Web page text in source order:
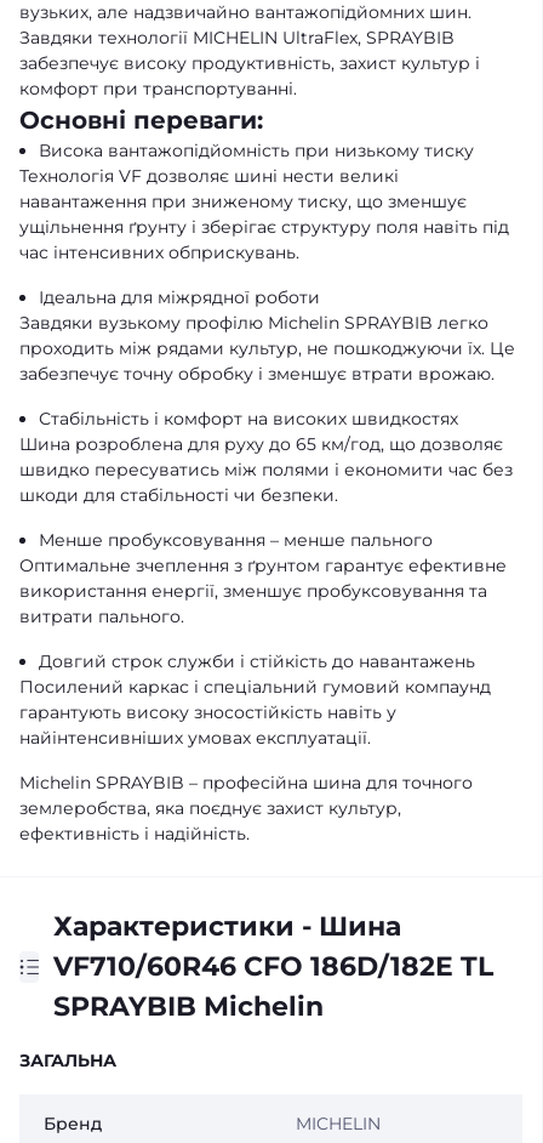
вузьких, але надзвичайно вантажопідйомних шин.
Завдяки технології MICHELIN UltraFlex, SPRAYBIB
забезпечує високу продуктивність, захист культур і
комфорт при транспортуванні.
Основні переваги:
Висока вантажопідйомність при низькому тиску
Технологія VF дозволяє шині нести великі
навантаження при зниженому тиску, що зменшує
ущільнення ґрунту і зберігає структуру поля навіть під
час інтенсивних обприскувань.
Ідеальна для міжрядної роботи
Завдяки вузькому профілю Michelin SPRAYBIB легко
проходить між рядами культур, не пошкоджуючи їх. Це
забезпечує точну обробку і зменшує втрати врожаю.
Стабільність і комфорт на високих швидкостях
Шина розроблена для руху до 65 км/год, що дозволяє
швидко пересуватись між полями і економити час без
шкоди для стабільності чи безпеки.
Менше пробуксовування – менше пального
Оптимальне зчеплення з ґрунтом гарантує ефективне
використання енергії, зменшує пробуксовування та
витрати пального.
Довгий строк служби і стійкість до навантажень
Посилений каркас і спеціальний гумовий компаунд
гарантують високу зносостійкість навіть у
найінтенсивніших умовах експлуатації.
Michelin SPRAYBIB – професійна шина для точного
землеробства, яка поєднує захист культур,
ефективність і надійність.
Характеристики - Шина
VF710/60R46 CFO 186D/182E TL
SPRAYBIB Michelin
ЗАГАЛЬНА
Бренд MICHELIN